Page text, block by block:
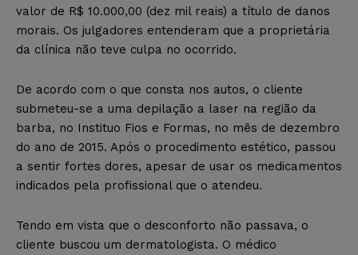
valor de R$ 10.000,00 (dez mil reais) a título de danos
morais. Os julgadores entenderam que a proprietária
da clínica não teve culpa no ocorrido.
De acordo com o que consta nos autos, o cliente
submeteu-se a uma depilação a laser na região da
barba, no Instituo Fios e Formas, no mês de dezembro
do ano de 2015. Após o procedimento estético, passou
a sentir fortes dores, apesar de usar os medicamentos
indicados pela profissional que o atendeu.
Tendo em vista que o desconforto não passava, o
cliente buscou um dermatologista. O médico